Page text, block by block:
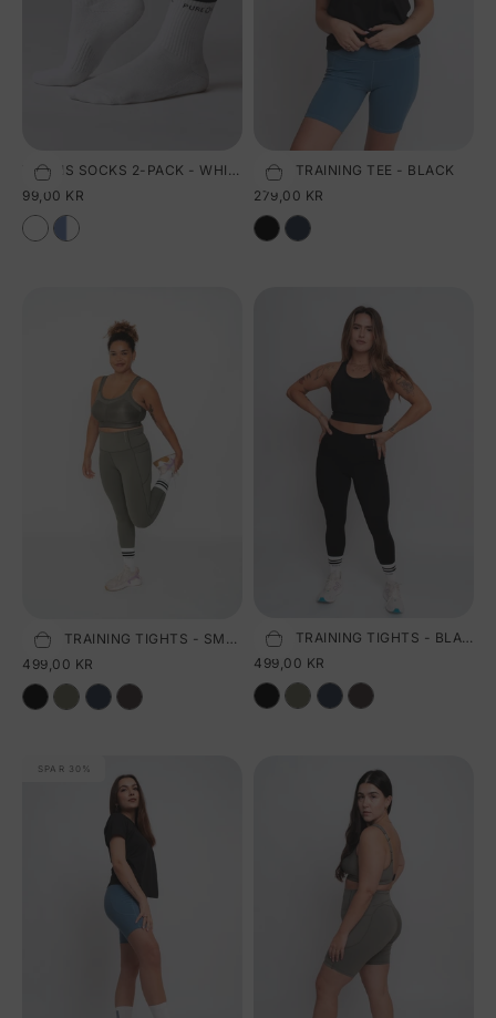
Vælg størrelse
TENNIS SOCKS 2-PACK - WHITE
SALGSPRIS
99,00 KR
Vælg størrelse
PURE TRAINING TEE - BLACK
SALGSPRIS
279,00 KR
Vælg størrelse
SALGSPRIS
499,00 KR
Vælg størrelse
SALGSPRIS
499,00 KR
SPAR 30%